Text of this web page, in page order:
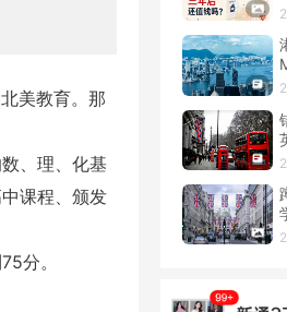
美教育。那
、理、化基
课程、颁发
分。